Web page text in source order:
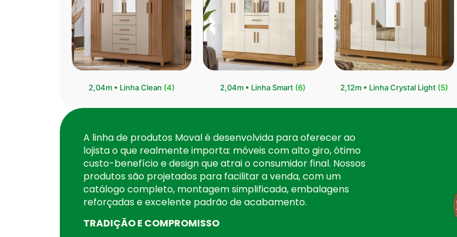
2,04m • Linha Clean (4) ⁠2,04m • Linha Smart (6) 2,12m • Linha Crystal Light (5)
A linha de produtos Moval é desenvolvida para oferecer ao
lojista o que realmente importa: móveis com alto giro, ótimo
custo-benefício e design que atrai o consumidor final. Nossos
produtos são projetados para facilitar a venda, com um
catálogo completo, montagem simplificada, embalagens
reforçadas e excelente padrão de acabamento.
TRADIÇÃO E COMPROMISSO